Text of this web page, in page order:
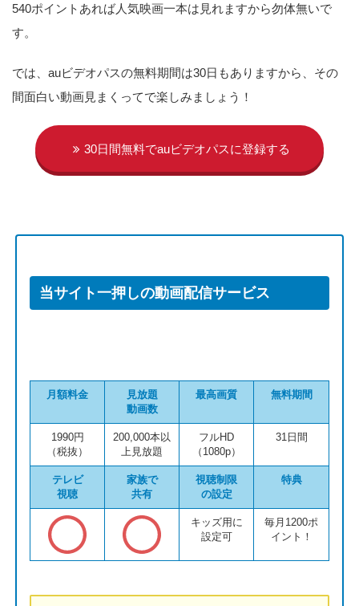
540ポイントあれば人気映画一本は見れますから勿体無いで
す。
では、auビデオパスの無料期間は30日もありますから、その
間面白い動画見まくってで楽しみましょう！
30日間無料でauビデオパスに登録する
当サイト一押しの動画配信サービス
月額料金
見放題
動画数
最高画質 無料期間
1990円
（税抜）
200,000本以
上見放題
フルHD
（1080p）
31日間
テレビ
視聴
家族で
共有
視聴制限
の設定
特典
キッズ用に
設定可
毎月1200ポ
イント！